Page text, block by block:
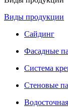
Виды продукции
Сайдинг
Фасадные
Система
Стеновые